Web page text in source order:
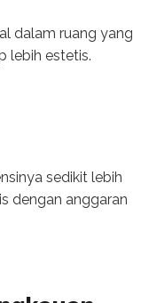
dalam ruang yang
lebih estetis.
sedikit lebih
dengan anggaran